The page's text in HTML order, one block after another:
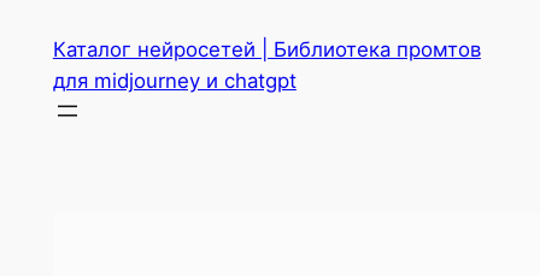
содержимому
Каталог нейросетей | Библиотека промтов
для midjourney и chatgpt